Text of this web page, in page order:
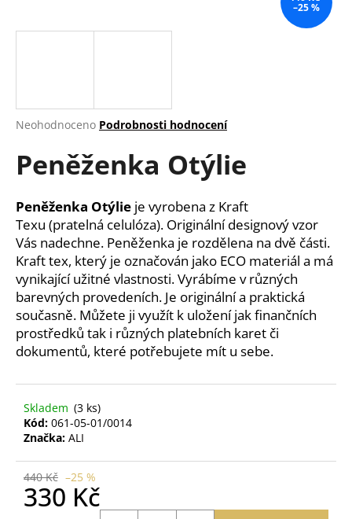
Průměrné
produktu
je
z
5
hvězdiček.
Neohodnoceno Podrobnosti hodnocení
Peněženka Otýlie
Peněženka Otýlie je vyrobena z Kraft
Texu (pratelná celulóza). Originální designový vzor
Vás nadechne. Peněženka je rozdělena na dvě části.
Kraft tex, který je označován jako ECO materiál a má
vynikající užitné vlastnosti. Vyrábíme v různých
barevných provedeních. Je originální a praktická
současně. Můžete ji využít k uložení jak finančních
prostředků tak i různých platebních karet či
dokumentů, které potřebujete mít u sebe.
Skladem (3 ks)
Kód: 061-05-01/0014
Značka: ALI
440 Kč –25 %
330 Kč
–25 %
j
?
D
o
p
o
r
u
č
j
e
m
e
OBAL
NA